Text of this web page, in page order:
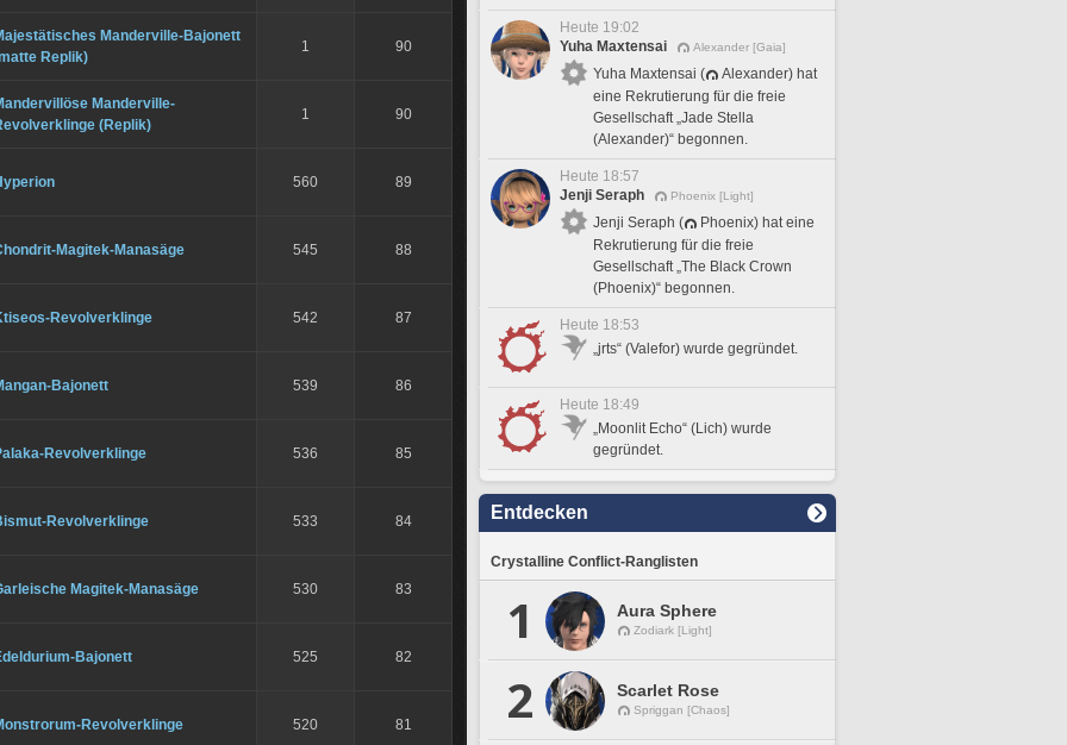
Manderville-Bajonett
Replik)
1 90
Manderville-
(Replik)
1 90
560 89
Magitek-Manasäge 545 88
Revolverklinge 542 87
Bajonett 539 86
Revolverklinge 536 85
Revolverklinge 533 84
Magitek-Manasäge 530 83
Bajonett 525 82
Revolverklinge 520 81
Heute 19:02
Yuha Maxtensai
Alexander [Gaia]
Yuha Maxtensai (
Alexander) hat
eine Rekrutierung für die freie
Gesellschaft „Jade Stella
(Alexander)“ begonnen.
Heute 18:57
Jenji Seraph
Phoenix [Light]
Jenji Seraph (
Phoenix) hat eine
Rekrutierung für die freie
Gesellschaft „The Black Crown
(Phoenix)“ begonnen.
Heute 18:53
„jrts“ (Valefor) wurde gegründet.
Heute 18:49
„Moonlit Echo“ (Lich) wurde
gegründet.
Entdecken
Crystalline Conflict-Ranglisten
1 Aura Sphere
Zodiark [Light]
2 Scarlet Rose
Spriggan [Chaos]